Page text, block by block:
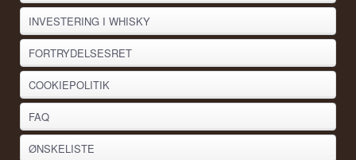
INVESTERING I WHISKY
FORTRYDELSESRET
COOKIEPOLITIK
FAQ
ØNSKELISTE